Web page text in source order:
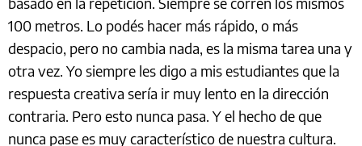
100 metros. Lo podés hacer más rápido, o más
despacio, pero no cambia nada, es la misma tarea una y
otra vez. Yo siempre les digo a mis estudiantes que la
respuesta creativa sería ir muy lento en la dirección
contraria. Pero esto nunca pasa. Y el hecho de que
nunca pase es muy característico de nuestra cultura.